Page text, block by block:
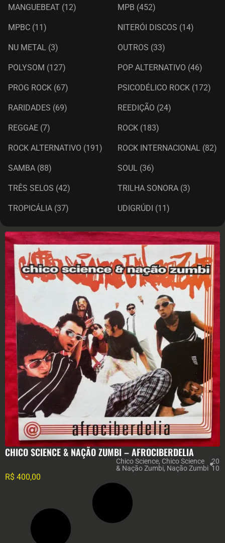
MANGUEBEAT (12) MPB (452)
MPBC (11) NITERÓI DISCOS (14)
NU METAL (3) OUTROS (33)
POLYSOM (127) POP ALTERNATIVO (46)
PROG ROCK (67) PSICODÉLICO ROCK (172)
RARIDADES (69) REEDIÇÃO (24)
REGGAE (7) ROCK (183)
ROCK ALTERNATIVO (191) ROCK INTERNACIONAL (82)
SAMBA (88) SOUL (36)
TRÊS SELOS (42) TRILHA SONORA (3)
TROPICÁLIA (37) UDIGRÚDI (11)
CHICO SCIENCE & NAÇÃO ZUMBI – AFROCIBERDELIA
Chico Science, Chico Science
& Nação Zumbi, Nação Zumbi
20
10
R$ 400,00